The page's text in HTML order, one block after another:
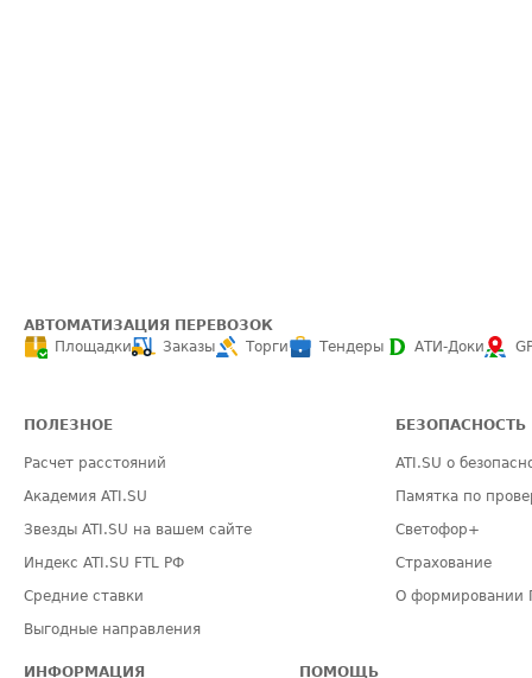
АВТОМАТИЗАЦИЯ ПЕРЕВОЗОК
Площадки
Заказы Торги Тендеры АТИ-Доки
ПОЛЕЗНОЕ
Расчет расстояний
Академия ATI.SU
Звезды ATI.SU на вашем сайте
Индекс ATI.SU FTL РФ
Средние ставки
Выгодные направления
БЕЗОПАСНОСТЬ
ATI.SU о
Памятка по
Светофор+
Страхование
О формировании
ИНФОРМАЦИЯ ПОМОЩЬ